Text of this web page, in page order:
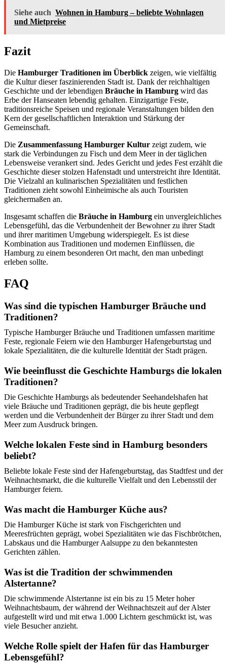
Siehe auch Wohnen in Hamburg – beliebte Wohnlagen
und Mietpreise
Fazit
Die Hamburger Traditionen im Überblick zeigen, wie vielfältig
die Kultur dieser faszinierenden Stadt ist. Dank der reichhaltigen
Geschichte und der lebendigen Bräuche in Hamburg wird das
Erbe der Hanseaten lebendig gehalten. Einzigartige Feste,
traditionsreiche Speisen und regionale Veranstaltungen bilden den
Kern der gesellschaftlichen Interaktion und Stärkung der
Gemeinschaft.
Die Zusammenfassung Hamburger Kultur zeigt zudem, wie
stark die Verbindungen zu Fisch und dem Meer in der täglichen
Lebensweise verankert sind. Jedes Gericht und jedes Fest erzählt die
Geschichte dieser stolzen Hafenstadt und unterstreicht ihre Identität.
Die Vielzahl an kulinarischen Spezialitäten und festlichen
Traditionen zieht sowohl Einheimische als auch Touristen
gleichermaßen an.
Insgesamt schaffen die Bräuche in Hamburg ein unvergleichliches
Lebensgefühl, das die Verbundenheit der Bewohner zu ihrer Stadt
und ihrer maritimen Umgebung widerspiegelt. Es ist diese
Kombination aus Traditionen und modernen Einflüssen, die
Hamburg zu einem besonderen Ort macht, den man unbedingt
erleben sollte.
FAQ
Was sind die typischen Hamburger Bräuche und
Traditionen?
Typische Hamburger Bräuche und Traditionen umfassen maritime
Feste, regionale Feiern wie den Hamburger Hafengeburtstag und
lokale Spezialitäten, die die kulturelle Identität der Stadt prägen.
Wie beeinflusst die Geschichte Hamburgs die lokalen
Traditionen?
Die Geschichte Hamburgs als bedeutender Seehandelshafen hat
viele Bräuche und Traditionen geprägt, die bis heute gepflegt
werden und die Verbundenheit der Bürger zu ihrer Stadt und dem
Meer zum Ausdruck bringen.
Welche lokalen Feste sind in Hamburg besonders
beliebt?
Beliebte lokale Feste sind der Hafengeburtstag, das Stadtfest und der
Weihnachtsmarkt, die die kulturelle Vielfalt und den Lebensstil der
Hamburger feiern.
Was macht die Hamburger Küche aus?
Die Hamburger Küche ist stark von Fischgerichten und
Meeresfrüchten geprägt, wobei Spezialitäten wie das Fischbrötchen,
Labskaus und die Hamburger Aalsuppe zu den bekanntesten
Gerichten zählen.
Was ist die Tradition der schwimmenden
Alstertanne?
Die schwimmende Alstertanne ist ein bis zu 15 Meter hoher
Weihnachtsbaum, der während der Weihnachtszeit auf der Alster
aufgestellt wird und mit etwa 1.000 Lichtern geschmückt ist, was
viele Besucher anzieht.
Welche Rolle spielt der Hafen für das Hamburger
Lebensgefühl?